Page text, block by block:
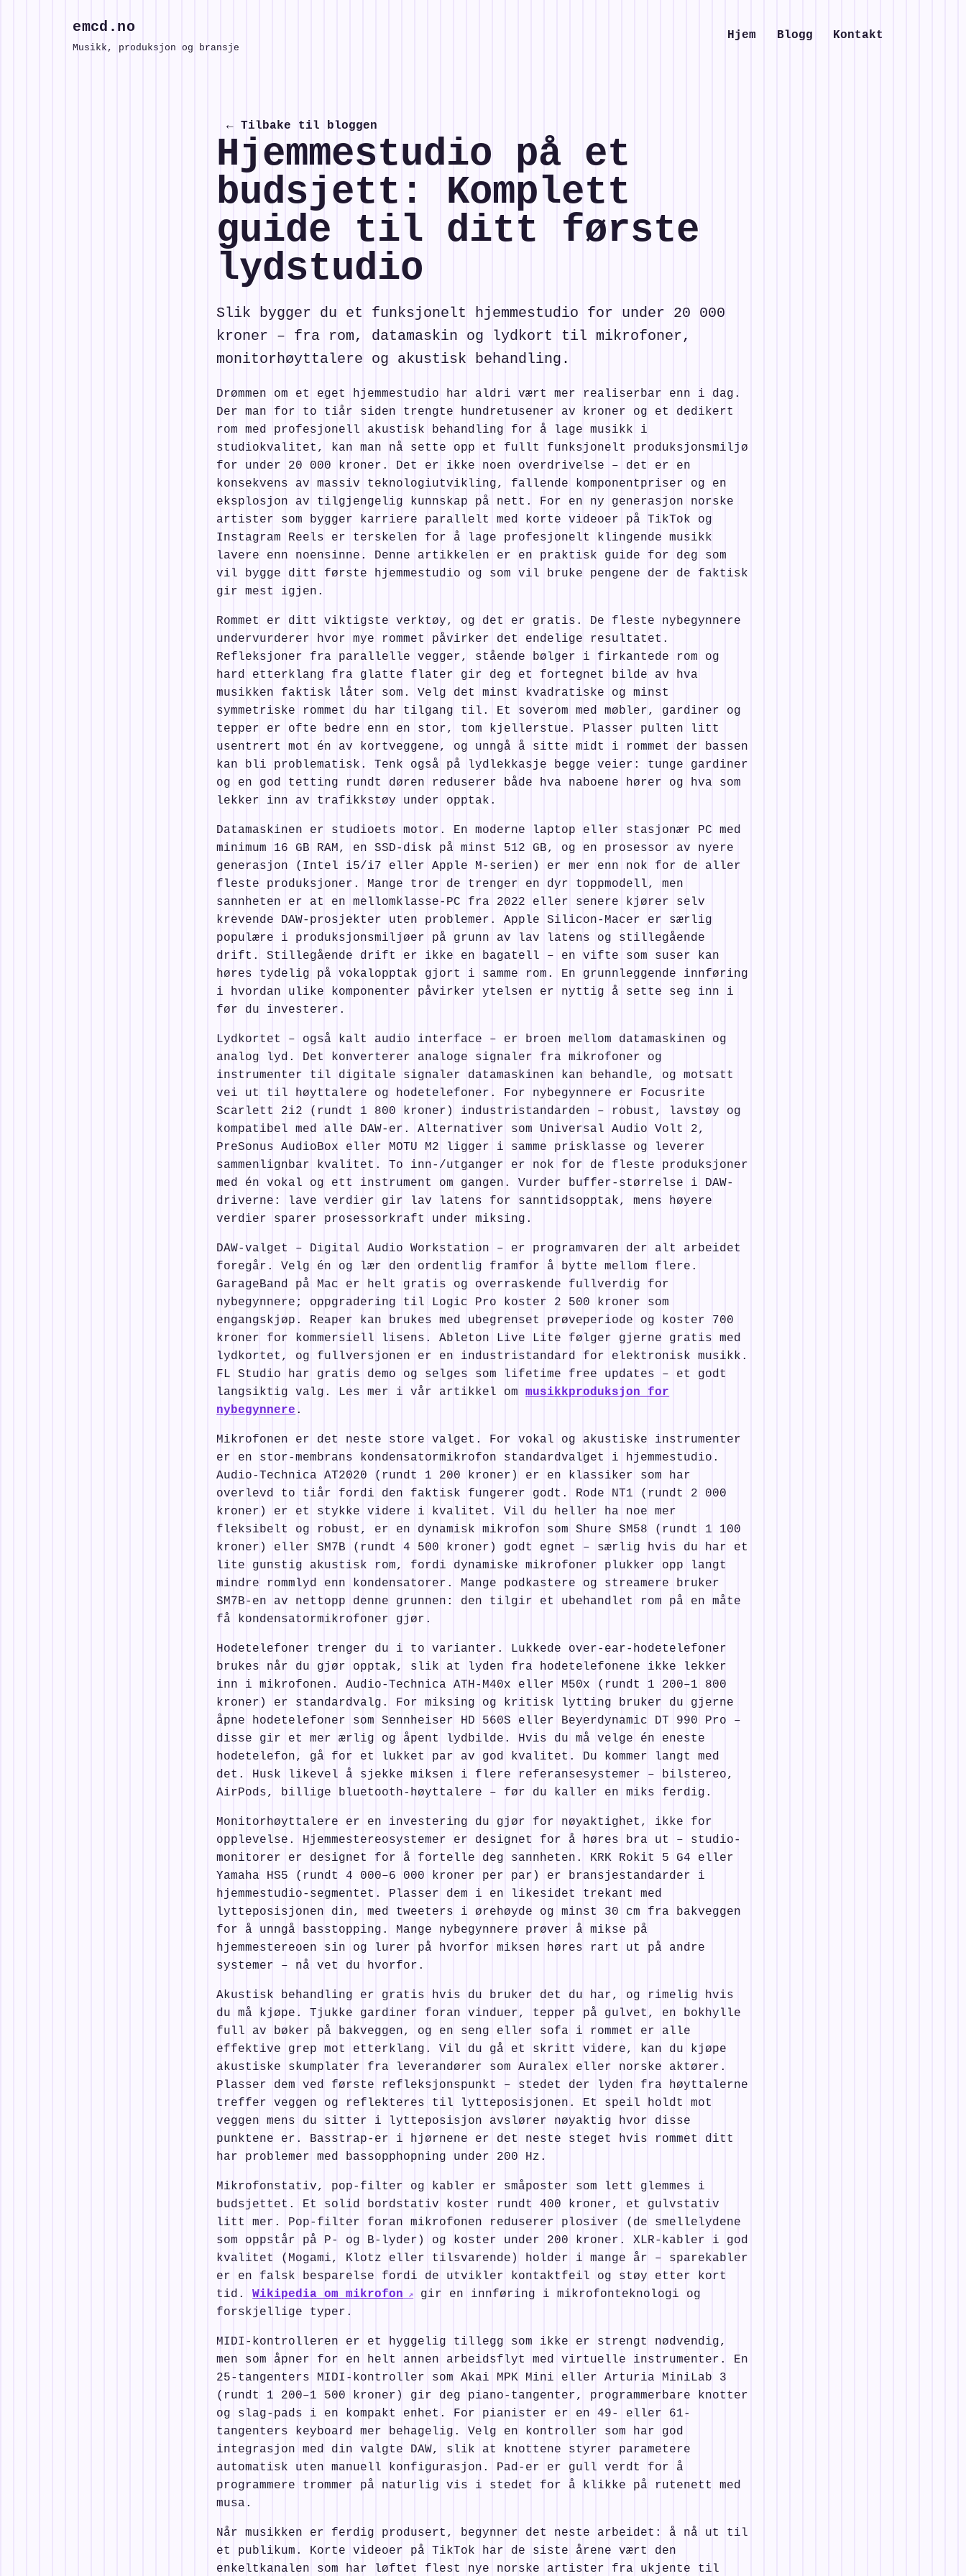
emcd.no
Musikk, produksjon og bransje
Hjem Blogg Kontakt
← Tilbake til bloggen
Hjemmestudio på et
budsjett: Komplett
guide til ditt første
lydstudio
Slik bygger du et funksjonelt hjemmestudio for under 20 000
kroner – fra rom, datamaskin og lydkort til mikrofoner,
monitorhøyttalere og akustisk behandling.
Drømmen om et eget hjemmestudio har aldri vært mer realiserbar enn i dag.
Der man for to tiår siden trengte hundretusener av kroner og et dedikert
rom med profesjonell akustisk behandling for å lage musikk i
studiokvalitet, kan man nå sette opp et fullt funksjonelt produksjonsmiljø
for under 20 000 kroner. Det er ikke noen overdrivelse – det er en
konsekvens av massiv teknologiutvikling, fallende komponentpriser og en
eksplosjon av tilgjengelig kunnskap på nett. For en ny generasjon norske
artister som bygger karriere parallelt med korte videoer på TikTok og
Instagram Reels er terskelen for å lage profesjonelt klingende musikk
lavere enn noensinne. Denne artikkelen er en praktisk guide for deg som
vil bygge ditt første hjemmestudio og som vil bruke pengene der de faktisk
gir mest igjen.
Rommet er ditt viktigste verktøy, og det er gratis. De fleste nybegynnere
undervurderer hvor mye rommet påvirker det endelige resultatet.
Refleksjoner fra parallelle vegger, stående bølger i firkantede rom og
hard etterklang fra glatte flater gir deg et fortegnet bilde av hva
musikken faktisk låter som. Velg det minst kvadratiske og minst
symmetriske rommet du har tilgang til. Et soverom med møbler, gardiner og
tepper er ofte bedre enn en stor, tom kjellerstue. Plasser pulten litt
usentrert mot én av kortveggene, og unngå å sitte midt i rommet der bassen
kan bli problematisk. Tenk også på lydlekkasje begge veier: tunge gardiner
og en god tetting rundt døren reduserer både hva naboene hører og hva som
lekker inn av trafikkstøy under opptak.
Datamaskinen er studioets motor. En moderne laptop eller stasjonær PC med
minimum 16 GB RAM, en SSD-disk på minst 512 GB, og en prosessor av nyere
generasjon (Intel i5/i7 eller Apple M-serien) er mer enn nok for de aller
fleste produksjoner. Mange tror de trenger en dyr toppmodell, men
sannheten er at en mellomklasse-PC fra 2022 eller senere kjører selv
krevende DAW-prosjekter uten problemer. Apple Silicon-Macer er særlig
populære i produksjonsmiljøer på grunn av lav latens og stillegående
drift. Stillegående drift er ikke en bagatell – en vifte som suser kan
høres tydelig på vokalopptak gjort i samme rom. En grunnleggende innføring
i hvordan ulike komponenter påvirker ytelsen er nyttig å sette seg inn i
før du investerer.
Lydkortet – også kalt audio interface – er broen mellom datamaskinen og
analog lyd. Det konverterer analoge signaler fra mikrofoner og
instrumenter til digitale signaler datamaskinen kan behandle, og motsatt
vei ut til høyttalere og hodetelefoner. For nybegynnere er Focusrite
Scarlett 2i2 (rundt 1 800 kroner) industristandarden – robust, lavstøy og
kompatibel med alle DAW-er. Alternativer som Universal Audio Volt 2,
PreSonus AudioBox eller MOTU M2 ligger i samme prisklasse og leverer
sammenlignbar kvalitet. To inn-/utganger er nok for de fleste produksjoner
med én vokal og ett instrument om gangen. Vurder buffer-størrelse i DAW-
driverne: lave verdier gir lav latens for sanntidsopptak, mens høyere
verdier sparer prosessorkraft under miksing.
DAW-valget – Digital Audio Workstation – er programvaren der alt arbeidet
foregår. Velg én og lær den ordentlig framfor å bytte mellom flere.
GarageBand på Mac er helt gratis og overraskende fullverdig for
nybegynnere; oppgradering til Logic Pro koster 2 500 kroner som
engangskjøp. Reaper kan brukes med ubegrenset prøveperiode og koster 700
kroner for kommersiell lisens. Ableton Live Lite følger gjerne gratis med
lydkortet, og fullversjonen er en industristandard for elektronisk musikk.
FL Studio har gratis demo og selges som lifetime free updates – et godt
langsiktig valg. Les mer i vår artikkel ommusikkproduksjon for
nybegynnere .
Mikrofonen er det neste store valget. For vokal og akustiske instrumenter
er en stor-membrans kondensatormikrofon standardvalget i hjemmestudio.
Audio-Technica AT2020 (rundt 1 200 kroner) er en klassiker som har
overlevd to tiår fordi den faktisk fungerer godt. Rode NT1 (rundt 2 000
kroner) er et stykke videre i kvalitet. Vil du heller ha noe mer
fleksibelt og robust, er en dynamisk mikrofon som Shure SM58 (rundt 1 100
kroner) eller SM7B (rundt 4 500 kroner) godt egnet – særlig hvis du har et
lite gunstig akustisk rom, fordi dynamiske mikrofoner plukker opp langt
mindre rommlyd enn kondensatorer. Mange podkastere og streamere bruker
SM7B-en av nettopp denne grunnen: den tilgir et ubehandlet rom på en måte
få kondensatormikrofoner gjør.
Hodetelefoner trenger du i to varianter. Lukkede over-ear-hodetelefoner
brukes når du gjør opptak, slik at lyden fra hodetelefonene ikke lekker
inn i mikrofonen. Audio-Technica ATH-M40x eller M50x (rundt 1 200–1 800
kroner) er standardvalg. For miksing og kritisk lytting bruker du gjerne
åpne hodetelefoner som Sennheiser HD 560S eller Beyerdynamic DT 990 Pro –
disse gir et mer ærlig og åpent lydbilde. Hvis du må velge én eneste
hodetelefon, gå for et lukket par av god kvalitet. Du kommer langt med
det. Husk likevel å sjekke miksen i flere referansesystemer – bilstereo,
AirPods, billige bluetooth-høyttalere – før du kaller en miks ferdig.
Monitorhøyttalere er en investering du gjør for nøyaktighet, ikke for
opplevelse. Hjemmestereosystemer er designet for å høres bra ut – studio-
monitorer er designet for å fortelle deg sannheten. KRK Rokit 5 G4 eller
Yamaha HS5 (rundt 4 000–6 000 kroner per par) er bransjestandarder i
hjemmestudio-segmentet. Plasser dem i en likesidet trekant med
lytteposisjonen din, med tweeters i ørehøyde og minst 30 cm fra bakveggen
for å unngå basstopping. Mange nybegynnere prøver å mikse på
hjemmestereoen sin og lurer på hvorfor miksen høres rart ut på andre
systemer – nå vet du hvorfor.
Akustisk behandling er gratis hvis du bruker det du har, og rimelig hvis
du må kjøpe. Tjukke gardiner foran vinduer, tepper på gulvet, en bokhylle
full av bøker på bakveggen, og en seng eller sofa i rommet er alle
effektive grep mot etterklang. Vil du gå et skritt videre, kan du kjøpe
akustiske skumplater fra leverandører som Auralex eller norske aktører.
Plasser dem ved første refleksjonspunkt – stedet der lyden fra høyttalerne
treffer veggen og reflekteres til lytteposisjonen. Et speil holdt mot
veggen mens du sitter i lytteposisjon avslører nøyaktig hvor disse
punktene er. Basstrap-er i hjørnene er det neste steget hvis rommet ditt
har problemer med bassopphopning under 200 Hz.
Mikrofonstativ, pop-filter og kabler er småposter som lett glemmes i
budsjettet. Et solid bordstativ koster rundt 400 kroner, et gulvstativ
litt mer. Pop-filter foran mikrofonen reduserer plosiver (de smellelydene
som oppstår på P- og B-lyder) og koster under 200 kroner. XLR-kabler i god
kvalitet (Mogami, Klotz eller tilsvarende) holder i mange år – sparekabler
er en falsk besparelse fordi de utvikler kontaktfeil og støy etter kort
tid.Wikipedia om mikrofon
gir en innføring i mikrofonteknologi og
forskjellige typer.
MIDI-kontrolleren er et hyggelig tillegg som ikke er strengt nødvendig,
men som åpner for en helt annen arbeidsflyt med virtuelle instrumenter. En
25-tangenters MIDI-kontroller som Akai MPK Mini eller Arturia MiniLab 3
(rundt 1 200–1 500 kroner) gir deg piano-tangenter, programmerbare knotter
og slag-pads i en kompakt enhet. For pianister er en 49- eller 61-
tangenters keyboard mer behagelig. Velg en kontroller som har god
integrasjon med din valgte DAW, slik at knottene styrer parametere
automatisk uten manuell konfigurasjon. Pad-er er gull verdt for å
programmere trommer på naturlig vis i stedet for å klikke på rutenett med
musa.
Når musikken er ferdig produsert, begynner det neste arbeidet: å nå ut til
et publikum. Korte videoer på TikTok har de siste årene vært den
enkeltkanalen som har løftet flest nye norske artister fra ukjente til